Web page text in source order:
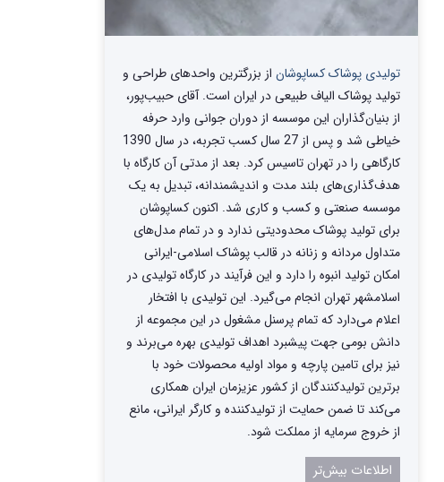
تولیدی پوشاک کساپوشان از بزرگترین واحد‌های طراحی و
تولید‌ پوشاک الیاف طبیعی در ایران است. آقای حبیب‌پور،
از بنیان‌گذاران این موسسه از دوران جوانی وارد حرفه
خیاطی شد و پس از 27 سال کسب تجربه، در سال 1390
کارگاهی را در تهران تاسیس کرد. بعد از مدتی آن کارگاه با
هدف‌گذاری‌های بلند مدت و اندیشمندانه، تبدیل به یک
موسسه صنعتی و کسب و کاری شد. اکنون کساپوشان
برای تولید پوشاک محدودیتی ندارد و در تمام مدل‌های
متداول مردانه و زنانه در قالب پوشاک اسلامی-ایرانی
امکان تولید انبوه را دارد و این فرآیند در کارگاه تولیدی در
اسلامشهر تهران انجام می‌گیرد. این تولیدی با افتخار
اعلام می‌دارد که تمام پرسنل مشغول در این مجموعه از
دانش بومی جهت پیشبرد اهداف تولیدی بهره می‌برند و
نیز برای تامین پارچه و مواد اولیه محصولات خود با
برترین تولیدکنندگان از کشور عزیزمان ایران همکاری
می‌کند تا ضمن حمایت از تولیدکننده و کارگر ایرانی، مانع
از خروج سرمایه از مملکت شود.
اطلاعات بیش‌تر